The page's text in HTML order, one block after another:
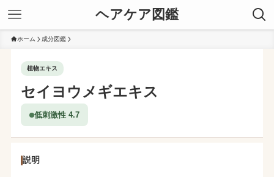
ヘアケア図鑑
ホーム 成分図鑑
植物エキス
セイヨウメギエキス
低刺激性 4.7
説明